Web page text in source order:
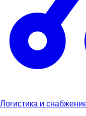
Логистика и